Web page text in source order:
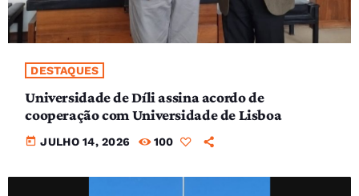
DESTAQUES
Universidade de Díli assina acordo de
cooperação com Universidade de Lisboa
today JULHO 14, 2026 100